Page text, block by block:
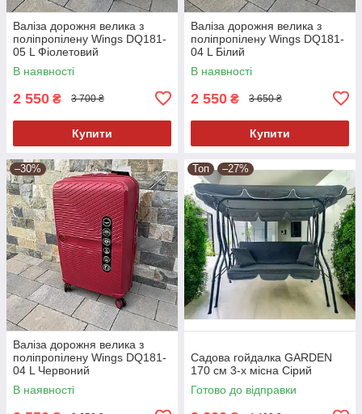
Валіза дорожня велика з
поліпропілену Wings DQ181-
05 L Фіолетовий
В наявності
2 550 ₴ 3 700 ₴
Купити
Валіза дорожня велика з
поліпропілену Wings DQ181-
04 L Білий
В наявності
2 550 ₴ 3 650 ₴
Купити
–30%
Валіза дорожня велика з
поліпропілену Wings DQ181-
04 L Червоний
В наявності
Топ –27%
Садова гойдалка GARDEN
170 см 3-х місна Сірий
Готово до відправки